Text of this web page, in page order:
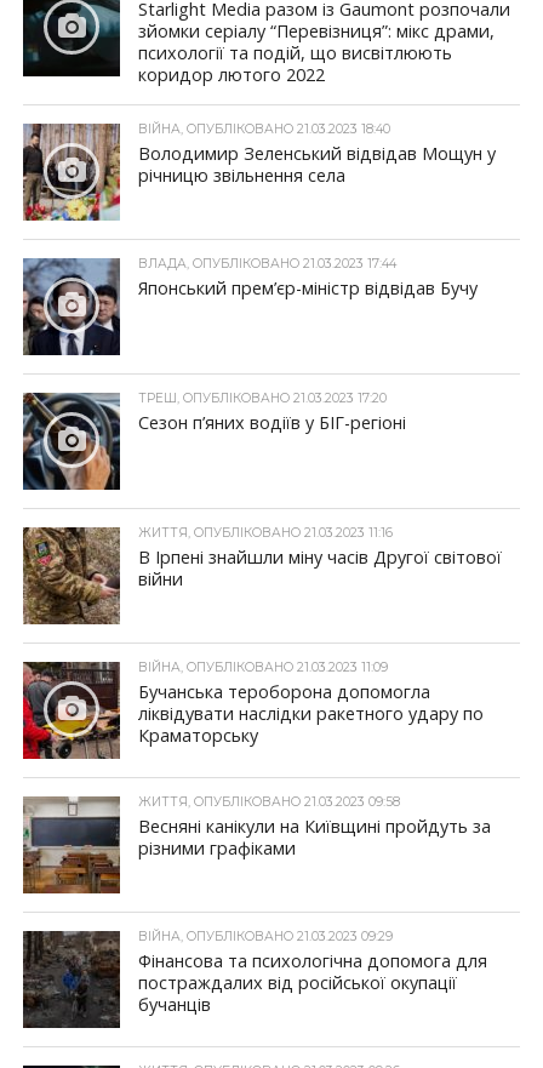
Starlight Media разом із Gaumont розпочали
зйомки серіалу “Перевізниця”: мікс драми,
психології та подій, що висвітлюють
коридор лютого 2022
ВІЙНА, ОПУБЛІКОВАНО 21.03.2023 18:40
Володимир Зеленський відвідав Мощун у
річницю звільнення села
ВЛАДА, ОПУБЛІКОВАНО 21.03.2023 17:44
Японський прем’єр-міністр відвідав Бучу
ТРЕШ, ОПУБЛІКОВАНО 21.03.2023 17:20
Сезон п’яних водіїв у БІГ-регіоні
ЖИТТЯ, ОПУБЛІКОВАНО 21.03.2023 11:16
В Ірпені знайшли міну часів Другої світової
війни
ВІЙНА, ОПУБЛІКОВАНО 21.03.2023 11:09
Бучанська тероборона допомогла
ліквідувати наслідки ракетного удару по
Краматорську
ЖИТТЯ, ОПУБЛІКОВАНО 21.03.2023 09:58
Весняні канікули на Київщині пройдуть за
різними графіками
ВІЙНА, ОПУБЛІКОВАНО 21.03.2023 09:29
Фінансова та психологічна допомога для
постраждалих від російської окупації
бучанців